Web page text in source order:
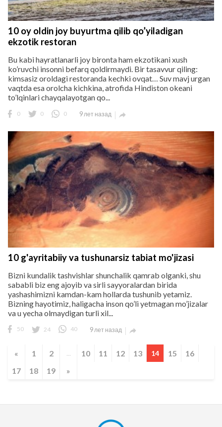
10 oy oldin joy buyurtma qilib qo’yiladigan
ekzotik restoran
Bu kabi hayratlanarli joy bironta ham ekzotikani xush
ko’ruvchi insonni befarq qoldirmaydi. Bir tasavvur qiling:
kimsasiz oroldagi restoranda kechki ovqat… Suv mavj urgan
vaqtda esa orolcha kichkina, atrofida Hindiston okeani
to’lqinlari chayqalayotgan qo...
0 0 0 9 лет назад 
10 g'ayritabiiy va tushunarsiz tabiat mo'jizasi
Bizni kundalik tashvishlar shunchalik qamrab olganki, shu
sababli biz eng ajoyib va sirli sayyoralardan birida
yashashimizni kamdan-kam hollarda tushunib yetamiz.
Bizning hayotimiz, haligacha inson qo’li yetmagan mo’jizalar
va u yecha olmaydigan turli xil...
50 24 40 9 лет назад 
« 1 2 ... 10 11 12 13 14 15
16
17
18 19 »